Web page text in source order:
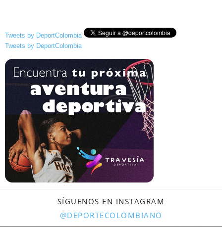
Tweets by DeportColombia
Tweets by DeportColombia
SÍGUENOS EN INSTAGRAM
@DEPORTECOLOMBIANO